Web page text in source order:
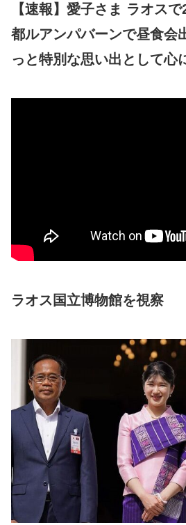
【速報】愛子さま ラオス
都ルアンパバーンで昼食会
っと特別な思い出として心
ラオス国立博物館を視察